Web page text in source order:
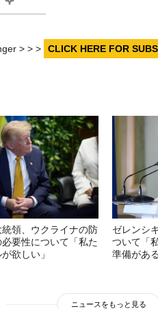
> > > CLICK HERE FOR
統領、ウクライナの防
要性について「私た
欲しい」
ゼレンシ
ついて「
準備がある
ニュースをもっと見る